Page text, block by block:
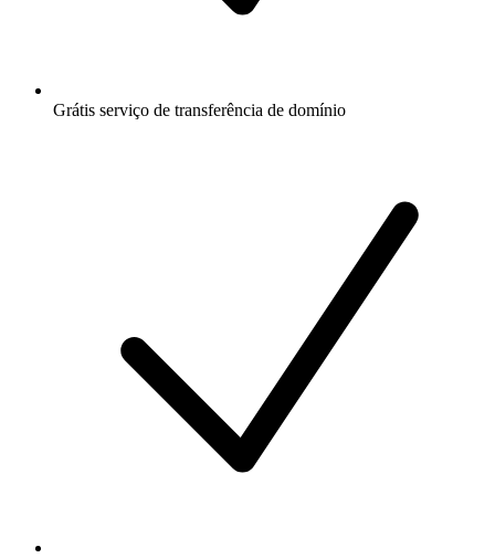
Grátis serviço de transferência de domínio